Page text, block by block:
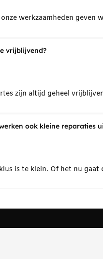
onze werkzaamheden
vrijblijvend?
zijn altijd geheel
ook kleine reparaties
is te klein. Of het nu